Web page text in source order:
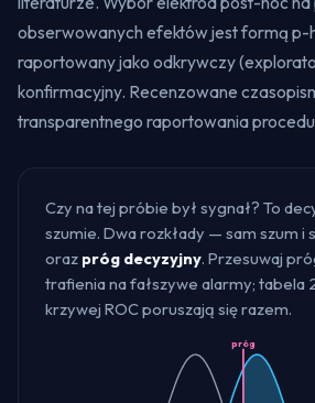
obserwowanych efektów jest formą p-
raportowany jako odkrywczy
konfirmacyjny. Recenzowane
transparentnego raportowania
Czy na tej próbie był sygnał? To
szumie. Dwa rozkłady — sam szum i
oraz próg decyzyjny. Przesuwaj
trafienia na fałszywe alarmy; tabela
krzywej ROC poruszają się razem.
próg